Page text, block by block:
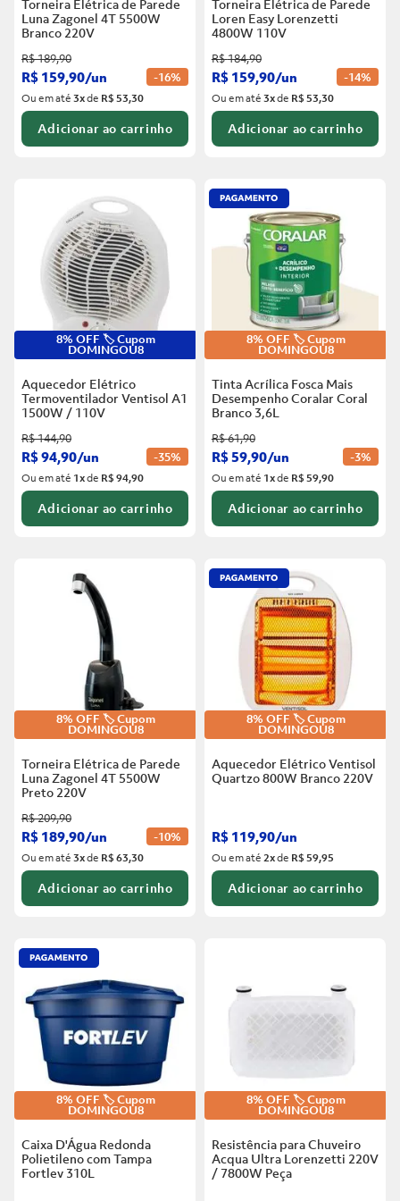
Torneira Elétrica de Parede
Luna Zagonel 4T 5500W
Branco 220V
R$189,90
R$ 159,90/un -16%
Ou em até3xde R$ 53,30
Adicionar ao carrinho
Torneira Elétrica de Parede
Loren Easy Lorenzetti
4800W 110V
R$184,90
R$ 159,90/un -14%
Ou em até3xde R$ 53,30
Adicionar ao carrinho
8% OFF 🏷️ Cupom
DOMINGOU8
Aquecedor Elétrico
Termoventilador Ventisol A1
1500W / 110V
R$144,90
R$94,90/un -35%
Ou em até 1xde R$ 94,90
Adicionar ao carrinho
8% OFF 🏷️ Cupom
DOMINGOU8
Tinta Acrílica Fosca Mais
Desempenho Coralar Coral
Branco 3,6L
R$61,90
R$59,90/un -3%
Ou em até 1xde R$ 59,90
Adicionar ao carrinho
8% OFF 🏷️ Cupom
DOMINGOU8
Torneira Elétrica de Parede
Luna Zagonel 4T 5500W
Preto 220V
R$209,90
R$ 189,90/un -10%
Ou em até3xde R$ 63,30
Adicionar ao carrinho
8% OFF 🏷️ Cupom
DOMINGOU8
Aquecedor Elétrico Ventisol
Quartzo 800W Branco 220V
R$ 119,90/un
Ou em até2xde R$ 59,95
Adicionar ao carrinho
8% OFF 🏷️ Cupom
DOMINGOU8
Caixa D'Água Redonda
Polietileno com Tampa
Fortlev 310L
8% OFF 🏷️ Cupom
DOMINGOU8
Resistência para Chuveiro
Acqua Ultra Lorenzetti 220V
/ 7800W Peça